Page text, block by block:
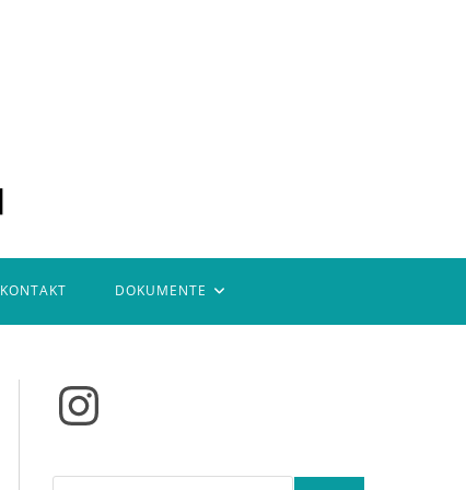
KONTAKT DOKUMENTE
Instagram